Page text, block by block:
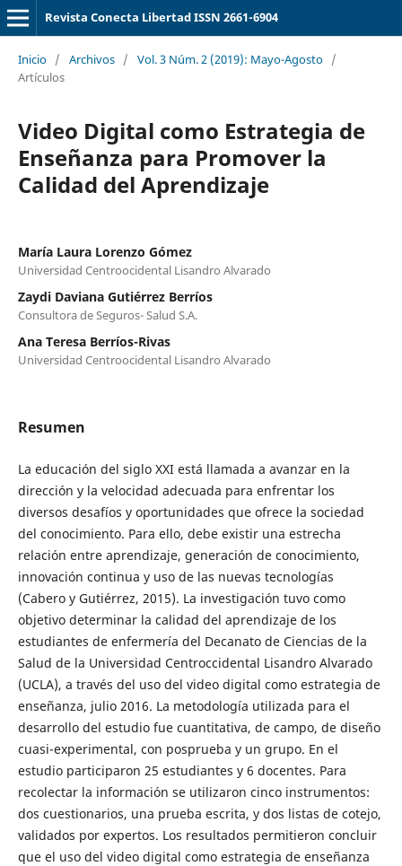
Revista Conecta Libertad ISSN 2661-6904
Inicio / Archivos / Vol. 3 Núm. 2 (2019): Mayo-Agosto /
Artículos
Video Digital como Estrategia de
Enseñanza para Promover la
Calidad del Aprendizaje
María Laura Lorenzo Gómez
Universidad Centroocidental Lisandro Alvarado
Zaydi Daviana Gutiérrez Berríos
Consultora de Seguros- Salud S.A.
Ana Teresa Berríos-Rivas
Universidad Centroocidental Lisandro Alvarado
Resumen
La educación del siglo XXI está llamada a avanzar en la
dirección y la velocidad adecuada para enfrentar los
diversos desafíos y oportunidades que ofrece la sociedad
del conocimiento. Para ello, debe existir una estrecha
relación entre aprendizaje, generación de conocimiento,
innovación continua y uso de las nuevas tecnologías
(Cabero y Gutiérrez, 2015). La investigación tuvo como
objetivo determinar la calidad del aprendizaje de los
estudiantes de enfermería del Decanato de Ciencias de la
Salud de la Universidad Centroccidental Lisandro Alvarado
(UCLA), a través del uso del video digital como estrategia de
enseñanza, julio 2016. La metodología utilizada para el
desarrollo del estudio fue cuantitativa, de campo, de diseño
cuasi-experimental, con posprueba y un grupo. En el
estudio participaron 25 estudiantes y 6 docentes. Para
recolectar la información se utilizaron cinco instrumentos:
dos cuestionarios, una prueba escrita, y dos listas de cotejo,
validados por expertos. Los resultados permitieron concluir
que el uso del video digital como estrategia de enseñanza